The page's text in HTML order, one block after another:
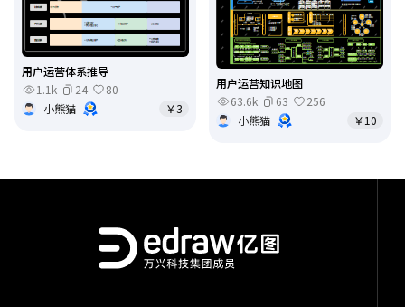
用户运营体系推导
1.1k
24
80
小熊猫
￥3
用户运营知识地图
63.6k
63
256
小熊猫
￥10